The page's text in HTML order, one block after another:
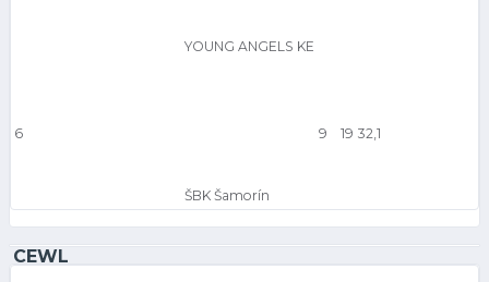
YOUNG ANGELS KE
6
ŠBK Šamorín
9 19 32,1
CEWL